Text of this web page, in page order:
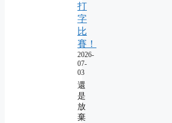
打
字
比
賽！
2026-
07-
03
還
是
放
棄